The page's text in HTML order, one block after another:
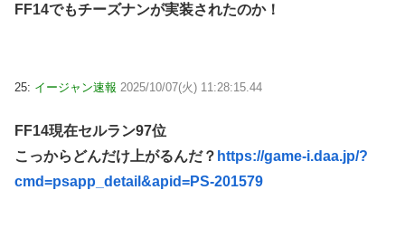
FF14でもチーズナンが実装されたのか！
25: イージャン速報 2025/10/07(火) 11:28:15.44
FF14現在セルラン97位
こっからどんだけ上がるんだ？ https://game-i.daa.jp/?
cmd=psapp_detail&apid=PS-201579